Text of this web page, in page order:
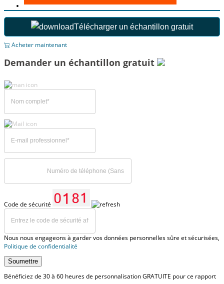
Télécharger un échantillon gratuit
Acheter maintenant
Demander un échantillon gratuit
Code de sécurité
Nous nous engageons à garder vos données personnelles sûre et sécurisées,
Politique de confidentialité
Soumettre
Bénéficiez de 30 à 60 heures de personnalisation GRATUITE pour ce rapport